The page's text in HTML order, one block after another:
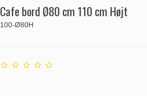
Cafe bord Ø80 cm 110 cm Højt
100-Ø80H